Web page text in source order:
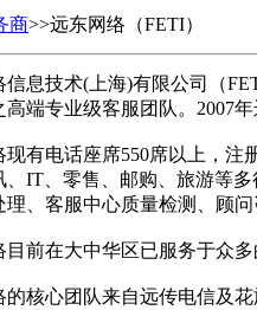
商>>远东网络（FETI）
息技术(上海)有限公司（
高端专业级客服团队。2007
有电话座席550席以上，注
、IT、零售、邮购、旅游等
理、客服中心质量检测、顾
前在大中华区已服务于众
核心团队来自远传电信及